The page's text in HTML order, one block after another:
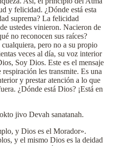
y felicidad. ¿Dónde está esta
suprema? La felicidad
ustedes vinieron. Nacieron de
no reconocen sus raíces?
cualquiera, pero no a su propio
veces al día, su voz interior
Soy Dios. Este es el mensaje
les transmite. Es una
y prestar atención a lo que
¿Dónde está Dios? ¡Está en
jivo Devah sanatanah.
y Dios es el Morador».
y el mismo Dios es la deidad